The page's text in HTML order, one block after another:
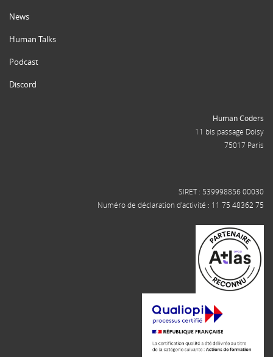
News
Human Talks
Podcast
Discord
Human Coders
11 bis passage Doisy
75017 Paris
SIRET : 539998856 00030
Numéro de déclaration d'activité : 11 75 48362 75